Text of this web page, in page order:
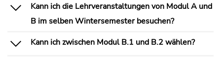
Kann ich die Lehrveranstaltungen von Modul A und
B im selben Wintersemester besuchen?
Kann ich zwischen Modul B.1 und B.2 wählen?